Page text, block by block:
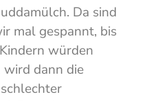
Da sind
mal gespannt, bis
würden
wird dann die